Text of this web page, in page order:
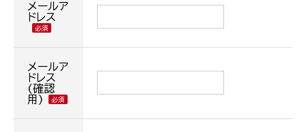
メールア
ドレス
メールア
ドレス
(確認
用)